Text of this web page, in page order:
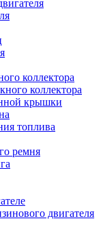
коллектора
коллектора
крышки
топлива
ремня
двигателя